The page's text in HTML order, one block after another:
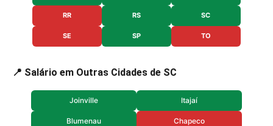
RR RS SC
SE SP TO
📍 Salário em Outras Cidades de SC
Joinville Itajaí
Blumenau Chapeco